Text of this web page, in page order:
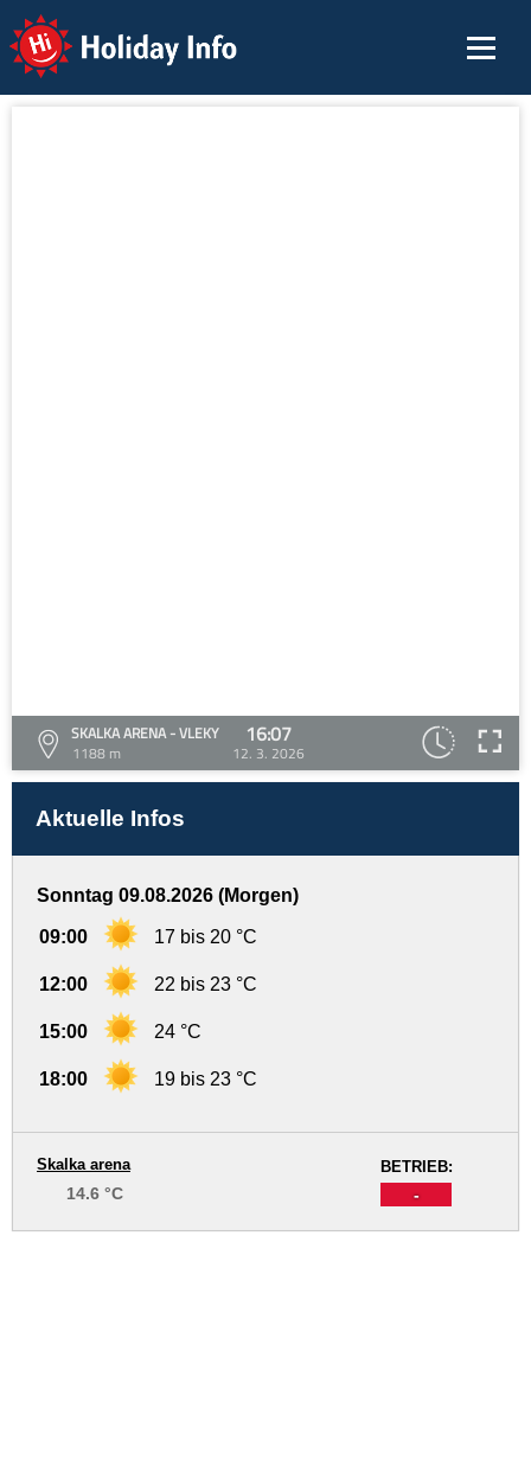
Holiday Info
SKALKA ARENA - VLEKY
1188 m
16:07
12. 3. 2026
Aktuelle Infos
Sonntag 09.08.2026 (Morgen)
09:00 17 bis 20 °C
12:00 22 bis 23 °C
15:00 24 °C
18:00 19 bis 23 °C
BETRIEB:
-
Skalka arena
14.6 °C